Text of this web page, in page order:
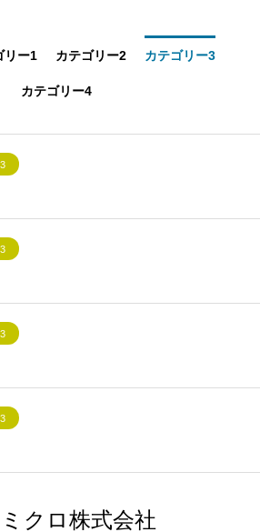
リー1 カテゴリー2 カテゴリー3
カテゴリー4
クロ株式会社